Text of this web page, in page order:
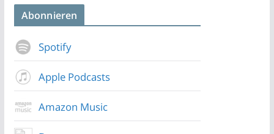
Abonnieren
Spotify
Apple Podcasts
Amazon Music